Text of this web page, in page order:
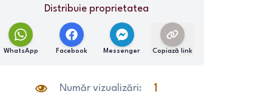
Distribuie proprietatea
WhatsApp Facebook Messenger Copiază link
Număr vizualizări: 1